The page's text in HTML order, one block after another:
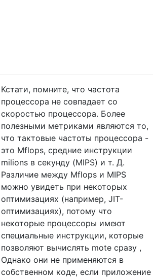
Кстати, помните, что частота
процессора не совпадает со
скоростью процессора. Более
полезными метриками являются то,
что тактовые частоты процессора -
это Mflops, средние инструкции
milions в секунду (MIPS) и т. Д.
Различие между Mflops и MIPS
можно увидеть при некоторых
оптимизациях (например, JIT-
оптимизациях), потому что
некоторые процессоры имеют
специальные инструкции, которые
позволяют вычислять mote сразу ,
Однако они не применяются в
собственном коде, если приложение